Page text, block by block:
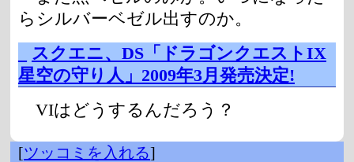
らシルバーベゼル出すのか。
スクエニ、DS「ドラゴンクエストIX
星空の守り人」2009年3月発売決定!
VIはどうするんだろう？
[ツッコミを入れる]